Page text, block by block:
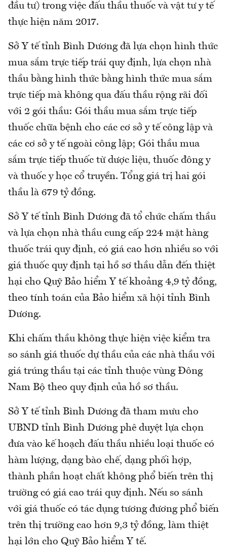
đầu tư) trong việc đấu thầu thuốc và vật tư y tế
thực hiện năm 2017.
Sở Y tế tỉnh Bình Dương đã lựa chọn hình thức
mua sắm trực tiếp trái quy định, lựa chọn nhà
thầu bằng hình thức bằng hình thức mua sắm
trực tiếp mà không qua đấu thầu rộng rãi đối
với 2 gói thầu: Gói thầu mua sắm trực tiếp
thuốc chữa bệnh cho các cơ sở y tế công lập và
các cơ sở y tế ngoài công lập; Gói thầu mua
sắm trực tiếp thuốc từ dược liệu, thuốc đông y
và thuốc y học cổ truyền. Tổng giá trị hai gói
thầu là 679 tỷ đồng.
Sở Y tế tỉnh Bình Dương đã tổ chức chấm thầu
và lựa chọn nhà thầu cung cấp 224 mặt hàng
thuốc trái quy định, có giá cao hơn nhiều so với
giá thuốc quy định tại hồ sơ thầu dẫn đến thiệt
hại cho Quỹ Bảo hiểm Y tế khoảng 4,9 tỷ đồng,
theo tính toán của Bảo hiểm xã hội tỉnh Bình
Dương.
Khi chấm thầu không thực hiện việc kiểm tra
so sánh giá thuốc dự thầu của các nhà thầu với
giá trúng thầu tại các tỉnh thuộc vùng Đông
Nam Bộ theo quy định của hồ sơ thầu.
Sở Y tế tỉnh Bình Dương đã tham mưu cho
UBND tỉnh Bình Dương phê duyệt lựa chọn
đưa vào kế hoạch đấu thầu nhiều loại thuốc có
hàm lượng, dạng bào chế, dạng phối hợp,
thành phần hoạt chất không phổ biến trên thị
trường có giá cao trái quy định. Nếu so sánh
với giá thuốc có tác dụng tương đương phổ biến
trên thị trường cao hơn 9,3 tỷ đồng, làm thiệt
hại lớn cho Quỹ Bảo hiểm Y tế.